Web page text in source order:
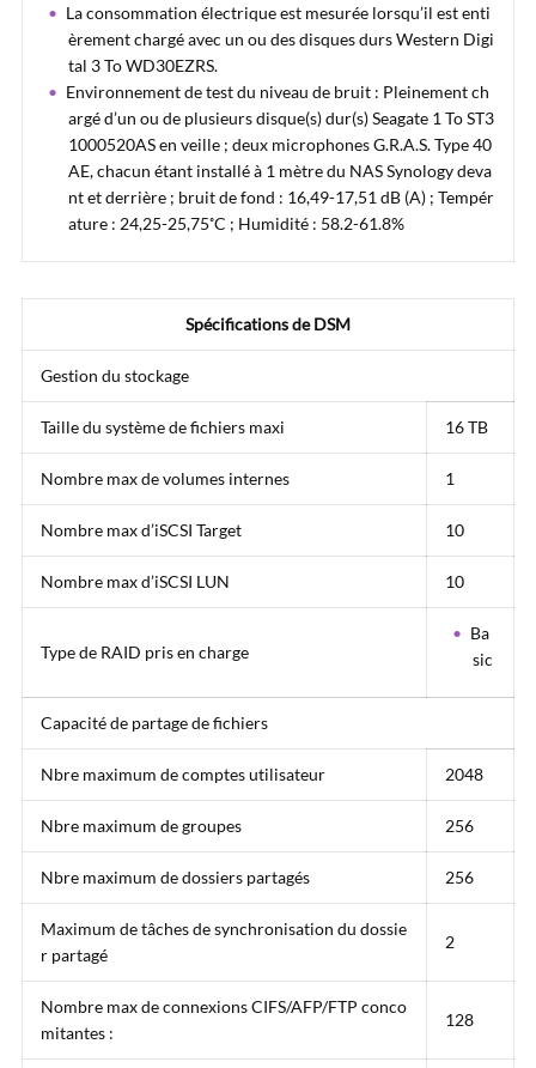
La consommation électrique est mesurée lorsqu’il est enti
èrement chargé avec un ou des disques durs Western Digi
tal 3 To WD30EZRS.
Environnement de test du niveau de bruit : Pleinement ch
argé d’un ou de plusieurs disque(s) dur(s) Seagate 1 To ST3
1000520AS en veille ; deux microphones G.R.A.S. Type 40
AE, chacun étant installé à 1 mètre du NAS Synology deva
nt et derrière ; bruit de fond : 16,49-17,51 dB (A) ; Tempér
ature : 24,25-25,75˚C ; Humidité : 58.2-61.8%
Spécifications de DSM
Gestion du stockage
Taille du système de fichiers maxi 16 TB
Nombre max de volumes internes 1
Nombre max d’iSCSI Target 10
Nombre max d’iSCSI LUN 10
Type de RAID pris en charge
Ba
sic
Capacité de partage de fichiers
Nbre maximum de comptes utilisateur 2048
Nbre maximum de groupes 256
Nbre maximum de dossiers partagés 256
Maximum de tâches de synchronisation du dossie
r partagé
2
Nombre max de connexions CIFS/AFP/FTP conco
mitantes :
128